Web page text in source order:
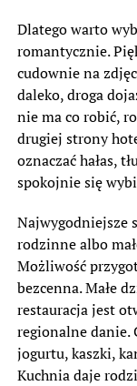
Dlatego warto
romantycznie.
cudownie na
daleko, droga
nie ma co robić,
drugiej strony
oznaczać hałas,
spokojnie się
Najwygodniejsze
rodzinne albo
Możliwość
bezcenna. Małe
restauracja jest
regionalne danie.
jogurtu, kaszki,
Kuchnia daje